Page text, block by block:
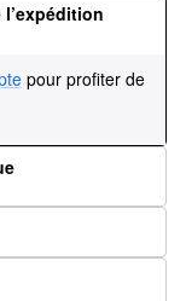
pour profiter de